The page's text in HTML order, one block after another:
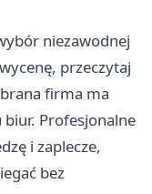
niezawodnej
przeczytaj
firma ma
Profesjonalne
i zaplecze,
bez